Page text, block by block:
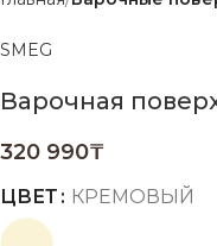
SMEG
Варочная
320 990₸
ЦВЕТ КРЕМОВЫЙ